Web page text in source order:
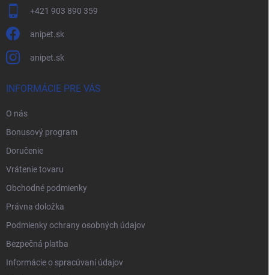
+421 903 890 359
anipet.sk
anipet.sk
INFORMÁCIE PRE VÁS
O nás
Bonusový program
Doručenie
Vrátenie tovaru
Obchodné podmienky
Právna doložka
Podmienky ochrany osobných údajov
Bezpečná platba
Informácie o spracúvaní údajov